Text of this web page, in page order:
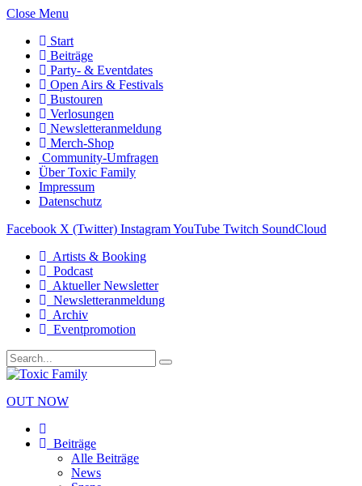
Close Menu
Start
Beiträge
Party- & Eventdates
Open Airs & Festivals
Bustouren
Verlosungen
Newsletteranmeldung
Merch-Shop
Community-Umfragen
Über Toxic Family
Impressum
Datenschutz
Facebook X (Twitter) InstagramYouTube Twitch SoundCloud
Artists & Booking
Podcast
Aktueller Newsletter
Newsletteranmeldung
Archiv
Eventpromotion
OUT NOW
Beiträge
Alle Beiträge
News